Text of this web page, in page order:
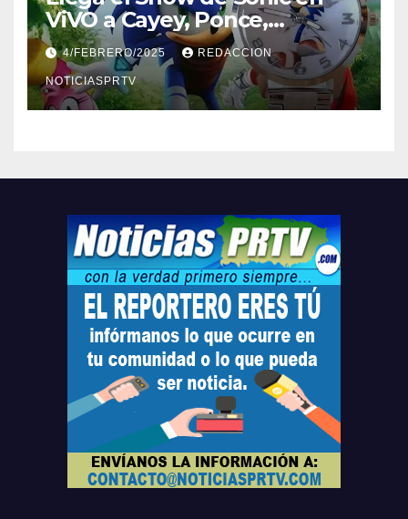
ViVO a Cayey, Ponce,
Barceloneta y Humacao,
Relojes gratis para el que
compre ahora….
4/FEBRERO/2025 REDACCION
NOTICIASPRTV